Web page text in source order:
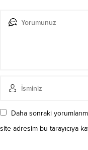
Daha sonraki
site adresim bu tarayıcıya